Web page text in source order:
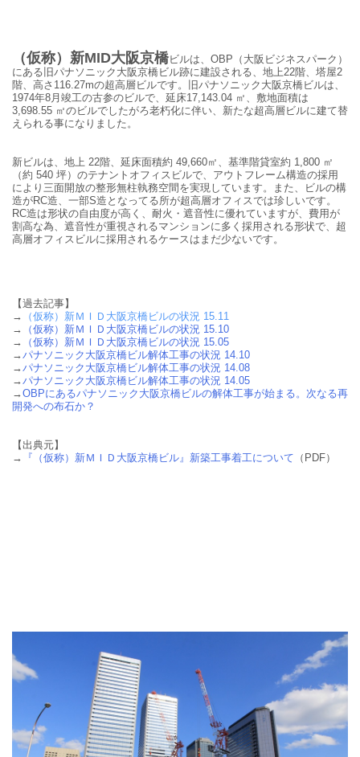
（仮称）新MID大阪京橋ビルは、OBP（大阪 ビジネスパーク）
にある旧パナソニック大阪京橋ビル跡に建設される、地上22階、塔屋2
階、 高さ 116.27mの超高層ビルです。 旧パナソニック大阪京橋ビルは、
1974年8月竣工の古参のビルで、延床17,143.04 ㎡、敷地面積は
3,698.55 ㎡のビルでしたがろ老朽化に伴い、新たな超高層ビルに建て替
えられる事になりました。
新ビルは、地上 22階、延床面積約 49,660㎡、基準階貸室約 1,800 ㎡
（約 540 坪）のテナントオフィスビルで、アウトフレーム構造の採用
により三面開放の整形無柱執務空間を実現しています。また、ビルの構
造がRC造、一部S造となってる所が超高層オフィスでは珍しいです。
RC造は形状の自由度が高く、耐火・遮音性に優れていますが、費用が
割高な為、遮音性が重視されるマンションに多く採用される形状で、超
高層オフィスビルに採用されるケースはまだ少ないです。
【過去記事】
→
（仮称）新ＭＩＤ大阪京橋ビルの状況 15.11
→
（仮称）新ＭＩＤ大阪京橋ビルの状況 15.10
→
（仮称）新ＭＩＤ大阪京橋ビルの状況 15.05
→パナソニック大阪京橋ビル解体工事の状況 14.10
→パナソニック大阪京橋ビル解体工事の状況 14.08
→パナソニック大阪京橋ビル解体工事の状況 14.05
→OBPにあるパナソニック大阪京橋ビルの解体工事が始まる。次なる再
開発への布石か？
【出典元】
→
『（仮称）新ＭＩＤ大阪京橋ビル』新築工事着工について （PDF）